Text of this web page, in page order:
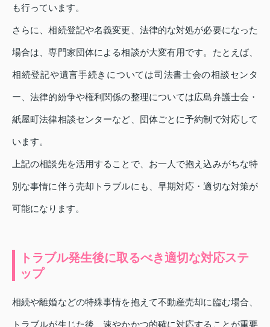
も行っています。
さらに、相続登記や名義変更、法律的な対処が必要になった
場合は、専門家団体による相談が大変有用です。たとえば、
相続登記や遺言手続きについては司法書士会の相談センタ
ー、法律的紛争や権利関係の整理については広島弁護士会・
紙屋町法律相談センターなど、団体ごとに予約制で対応して
います。
上記の相談先を活用することで、お一人で抱え込みがちな特
別な事情に伴う売却トラブルにも、早期対応・適切な対策が
可能になります。
トラブル発生後に取るべき適切な対応ステ
ップ
相続や離婚などの特殊事情を抱えて不動産売却に臨む場合、
トラブルが生じた後、速やかかつ的確に対応することが重要